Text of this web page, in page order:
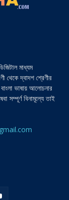
মাধ্যম
দ্বাদশ শ্রেণীর
ভাষায় আলোচনার
সম্পূর্ণ বিনামূল্যে তাই